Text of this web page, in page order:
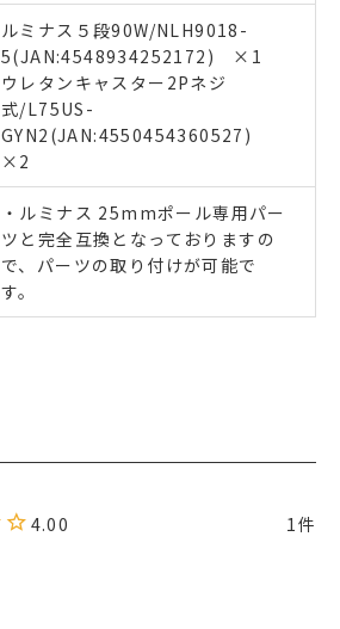
ルミナス５段90W/NLH9018-
5(JAN:4548934252172) ×1
ウレタンキャスター2Pネジ
式/L75US-
GYN2(JAN:4550454360527)
×2
・ルミナス 25mmポール専用パー
ツと完全互換となっておりますの
で、パーツの取り付けが可能で
す。
4.00 1